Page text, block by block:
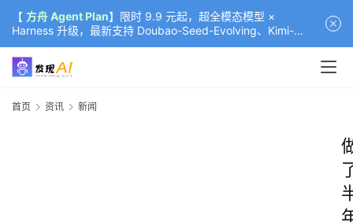
【 方舟 Agent Plan】限时 9.9 元起，超全模态模型 ×
Harness 升级，最新支持 Doubao-Seed-Evolving、Kimi-
K3（部分）、GLM-5.2
首页 资讯 新闻